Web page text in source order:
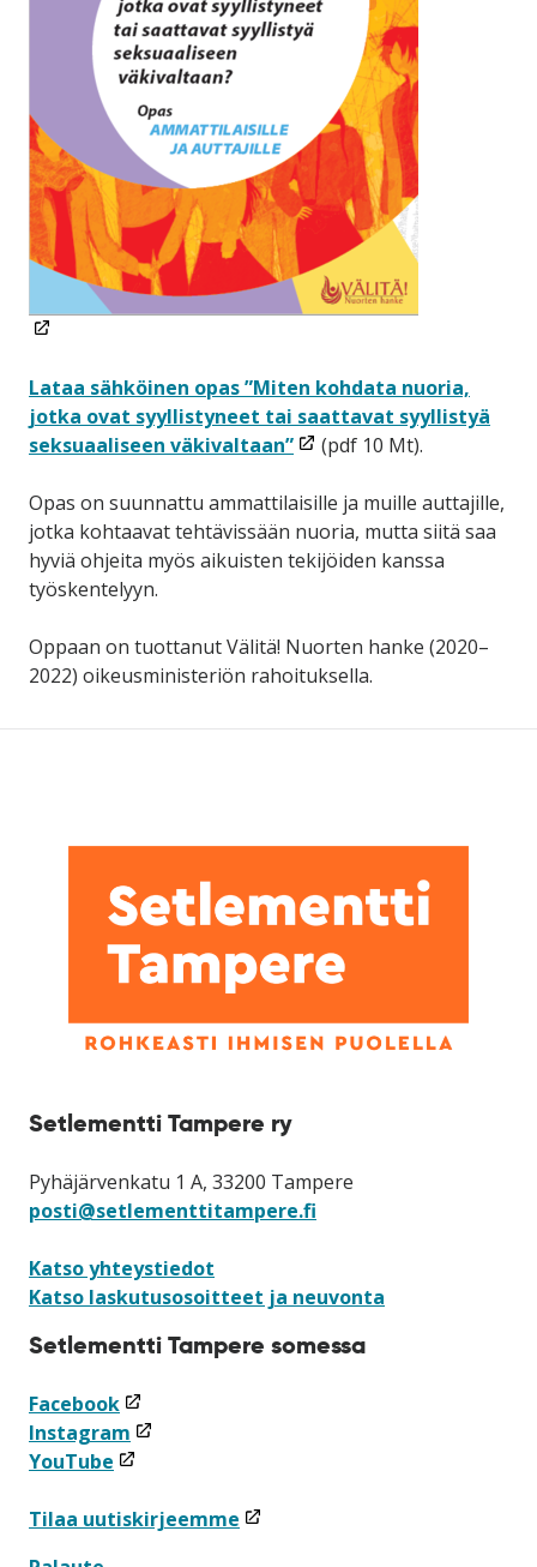
(linkki
uuteen
ikkunaan)
Lataa sähköinen opas ”Miten kohdata nuoria,
jotka ovat syyllistyneet tai saattavat syyllistyä
seksuaaliseen väkivaltaan”(linkki
uuteen
ikkunaan)
(pdf 10 Mt).
Opas on suunnattu ammattilaisille ja muille auttajille,
jotka kohtaavat tehtävissään nuoria, mutta siitä saa
hyviä ohjeita myös aikuisten tekijöiden kanssa
työskentelyyn.
Oppaan on tuottanut Välitä! Nuorten hanke (2020–
2022) oikeusministeriön rahoituksella.
Setlementti Tampere ry
Pyhäjärvenkatu 1 A, 33200 Tampere
posti@setlementtitampere.fi
Katso yhteystiedot
Katso laskutusosoitteet ja neuvonta
Setlementti Tampere somessa
Facebook(linkki
avataan
uuteen
Instagram (linkki
avataan
ikkunaan)
YouTube (linkki
uuteen
Tilaa uutiskirjeemme (linkki